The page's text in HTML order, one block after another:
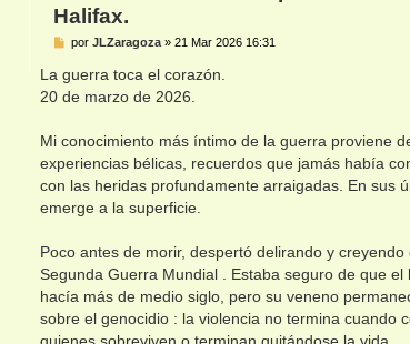
Halifax.
M
n
s
a
porJLZaragoza »21 Mar 2026 16:31
La guerra toca el corazón.
20 de marzo de 2026.
Mi conocimiento más íntimo de la guerra proviene
experiencias bélicas, recuerdos que jamás había
con las heridas profundamente arraigadas. En sus
emerge a la superficie.
Poco antes de morir, despertó delirando y
Segunda Guerra Mundial . Estaba seguro de que
hacía más de medio siglo, pero su veneno
sobre el genocidio : la violencia no termina cuando
quienes sobreviven o terminan quitándose la vida.